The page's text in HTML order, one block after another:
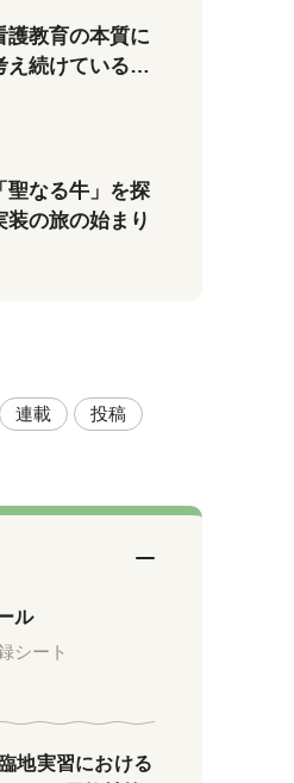
護教育の本質に
え続けているか
聖なる牛」を探
装の旅の始まり
連載
投稿
ル
シート
地実習における